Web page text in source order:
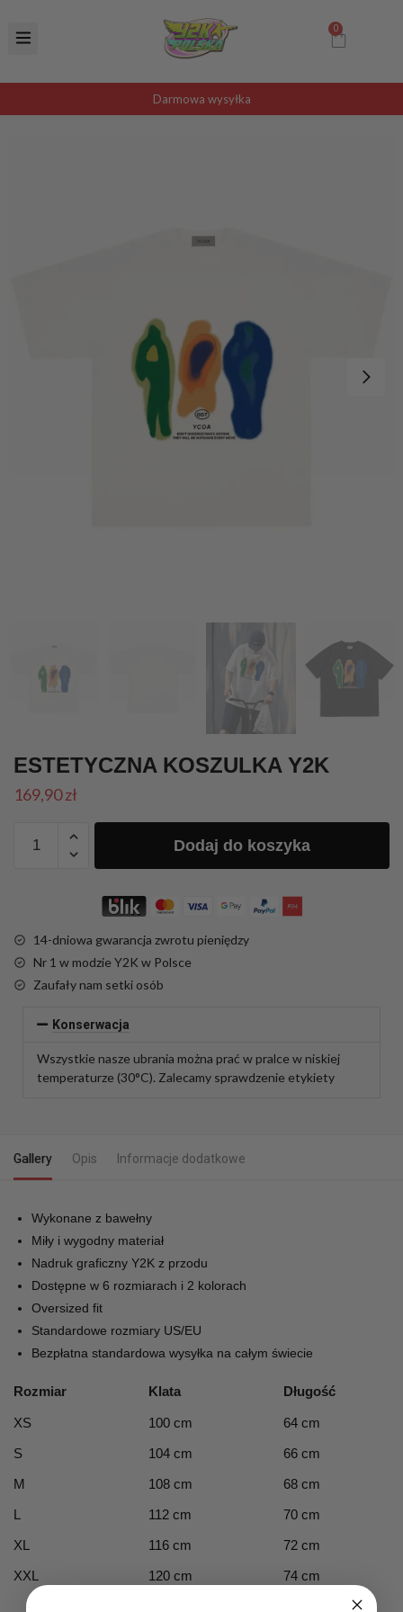
Darmowa wysyłka
ESTETYCZNA KOSZULKA Y2K
169,90zł
Dodaj do koszyka
14-dniowa gwarancja zwrotu pieniędzy
Nr 1 w modzie Y2K w Polsce
Zaufały nam setki osób
Konserwacja
Wszystkie nasze ubrania można prać w pralce w niskiej
temperaturze (30°C). Zalecamy sprawdzenie etykiety
Gallery Opis Informacje dodatkowe
Wykonane z bawełny
Miły i wygodny materiał
Nadruk graficzny Y2K z przodu
Dostępne w 6 rozmiarach i 2 kolorach
Oversized fit
Standardowe rozmiary US/EU
Bezpłatna standardowa wysyłka na całym świecie
Rozmiar Klata Długość
XS 100 cm
64 cm
S
104 cm
66 cm
M
108 cm
68 cm
L
112 cm
70 cm
XL
116 cm
72 cm
XXL
120 cm 74 cm